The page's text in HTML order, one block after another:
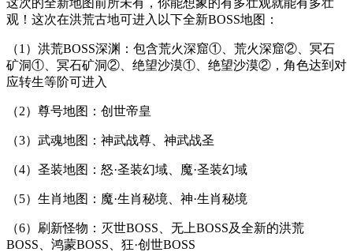
观！这次在洪荒古地可进入以下全新BOSS地图：
（1）洪荒BOSS深渊：包含荒火深窟①、荒火深窟②、冥石
矿洞①、冥石矿洞②、绝望沙漠①、绝望沙漠②，角色达到对
应转生等阶可进入
（2）尊号地图：创世帝皇
（3）武魂地图：神武战尊、神武战圣
（4）圣装地图：怒·圣装幻域、魔·圣装幻域
（5）生肖地图：魔·生肖秘境、神·生肖秘境
（6）刷新怪物：灭世BOSS、无上BOSS及全新的洪荒
BOSS、鸿蒙BOSS、狂·创世BOSS